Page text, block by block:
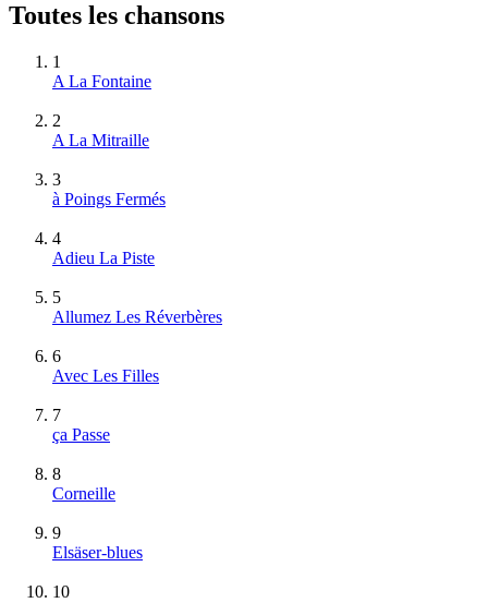
Toutes les chansons
1
A La Fontaine
2
A La Mitraille
3
à Poings Fermés
4
Adieu La Piste
5
Allumez Les Réverbères
6
Avec Les Filles
7
ça Passe
8
Corneille
9
Elsäser-blues
10